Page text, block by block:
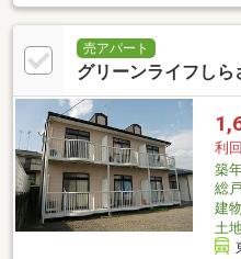
売アパート
グリーンライフしら
利
築
総
建
土